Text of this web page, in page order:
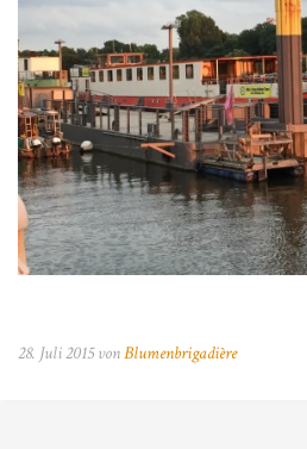
28. Juli 2015 vonBlumenbrigadière